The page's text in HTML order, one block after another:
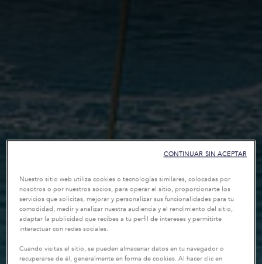
Nuestro sitio web utiliza cookies o tecnologías similares, colocadas por
nosotros o por nuestros socios, para operar el sitio, proporcionarte los
servicios que solicitas, mejorar y personalizar sus funcionalidades para tu
comodidad, medir y analizar nuestra audiencia y el rendimiento del sitio,
adaptar la publicidad que recibes a tu perfil de intereses y permitirte
interactuar con redes sociales.
Cuando visitas el sitio, se pueden almacenar datos en tu navegador o
recuperarse de él, generalmente en forma de cookies. Al hacer clic en
CONTINUAR SIN ACEPTAR